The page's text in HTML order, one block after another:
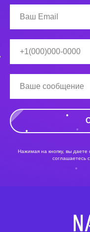
Нажимая на кнопку, вы даете
соглашаетесь c